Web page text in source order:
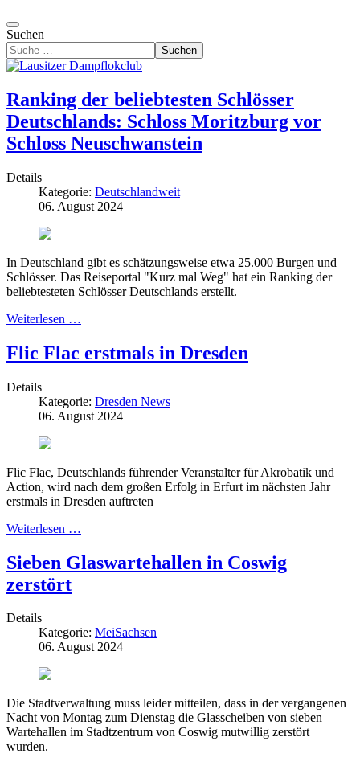
Suchen
Suchen
Ranking der beliebtesten Schlösser
Deutschlands: Schloss Moritzburg vor
Schloss Neuschwanstein
Details
Kategorie: Deutschlandweit
06. August 2024
In Deutschland gibt es schätzungsweise etwa 25.000 Burgen und
Schlösser. Das Reiseportal "Kurz mal Weg" hat ein Ranking der
beliebtesteten Schlösser Deutschlands erstellt.
Weiterlesen …
Flic Flac erstmals in Dresden
Details
Kategorie: Dresden News
06. August 2024
Flic Flac, Deutschlands führender Veranstalter für Akrobatik und
Action, wird nach dem großen Erfolg in Erfurt im nächsten Jahr
erstmals in Dresden auftreten
Weiterlesen …
Sieben Glaswartehallen in Coswig
zerstört
Details
Kategorie: MeiSachsen
06. August 2024
Die Stadtverwaltung muss leider mitteilen, dass in der vergangenen
Nacht von Montag zum Dienstag die Glasscheiben von sieben
Wartehallen im Stadtzentrum von Coswig mutwillig zerstört
wurden.